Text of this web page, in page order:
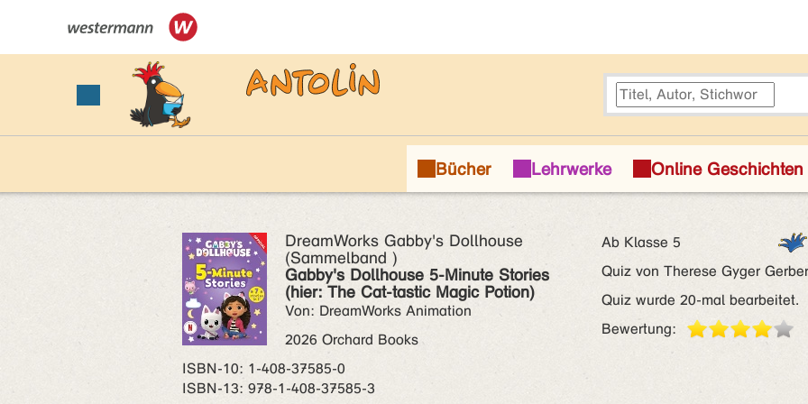
DreamWorks Gabby's Dollhouse
(Sammelband )
Gabby's Dollhouse 5-Minute Stories
(hier: The Cat-tastic Magic Potion)
Von: DreamWorks Animation
2026 Orchard Books
ISBN‑10: 1-408-37585-0
ISBN‑13: 978-1-408-37585-3
Ab Klasse 5
Quiz von Therese Gyger Gerber
Quiz wurde 20-mal bearbeitet.
Bewertung: